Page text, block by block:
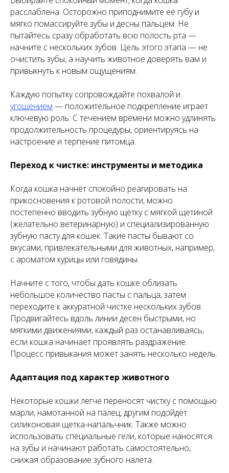
расслаблена. Осторожно приподнимите её губу и
мягко помассируйте зубы и десны пальцем. Не
пытайтесь сразу обработать всю полость рта —
начните с нескольких зубов. Цель этого этапа — не
очистить зубы, а научить животное доверять вам и
привыкнуть к новым ощущениям.
Каждую попытку сопровождайте похвалой и
угощением — положительное подкрепление играет
ключевую роль. С течением времени можно удлинять
продолжительность процедуры, ориентируясь на
настроение и терпение питомца.
Переход к чистке: инструменты и методика
Когда кошка начнёт спокойно реагировать на
прикосновения к ротовой полости, можно
постепенно вводить зубную щётку с мягкой щетиной
(желательно ветеринарную) и специализированную
зубную пасту для кошек. Такие пасты бывают со
вкусами, привлекательными для животных, например,
с ароматом курицы или говядины.
Начните с того, чтобы дать кошке облизать
небольшое количество пасты с пальца, затем
переходите к аккуратной чистке нескольких зубов.
Продвигайтесь вдоль линии десен быстрыми, но
мягкими движениями, каждый раз останавливаясь,
если кошка начинает проявлять раздражение.
Процесс привыкания может занять несколько недель.
Адаптация под характер животного
Некоторые кошки легче переносят чистку с помощью
марли, намотанной на палец, другим подойдёт
силиконовая щетка-напальчник. Также можно
использовать специальные гели, которые наносятся
на зубы и начинают работать самостоятельно,
снижая образование зубного налёта.